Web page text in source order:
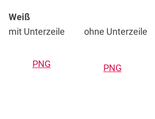
Weiß
mit Unterzeile
ohne Unterzeile
PNG PNG